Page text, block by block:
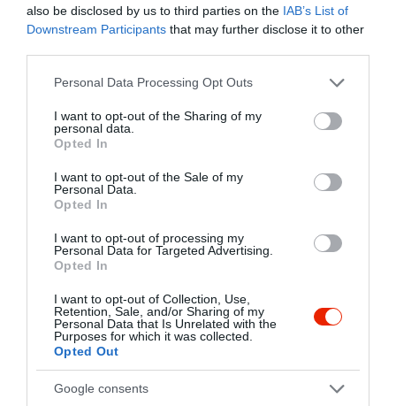
also be disclosed by us to third parties on the IAB’s List of
Downstream Participants that may further disclose it to other
Please note that this website/app uses one or more Google
not limited to your visit or usage behaviour. You may click to
grant or deny consent to Google and its third-party tags to
use your data for below specified purposes in below Google
consent section.
Personal Data Processing Opt Outs
I want to opt-out of the Sharing of my
personal data.
Opted In
I want to opt-out of the Sale of my
Personal Data.
Opted In
I want to opt-out of processing my
Personal Data for Targeted Advertising.
Opted In
I want to opt-out of Collection, Use,
Retention, Sale, and/or Sharing of my
Personal Data that Is Unrelated with the
Purposes for which it was collected.
Opted Out
Google consents